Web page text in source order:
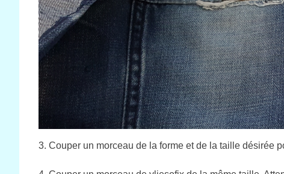
3. Couper un morceau de la forme et de la taille désirée